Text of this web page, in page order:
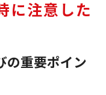
に注意した
の重要ポイン